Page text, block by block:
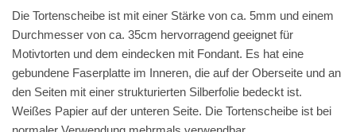
Die Tortenscheibe ist mit einer Stärke von ca. 5mm und einem
Durchmesser von ca. 35cm hervorragend geeignet für
Motivtorten und dem eindecken mit Fondant. Es hat eine
gebundene Faserplatte im Inneren, die auf der Oberseite und an
den Seiten mit einer strukturierten Silberfolie bedeckt ist.
Weißes Papier auf der unteren Seite. Die Tortenscheibe ist bei